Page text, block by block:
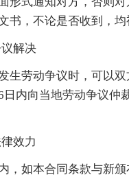
书，不论是否收到，均
解决
生劳动争议时，可以
日内向当地劳动争议仲
效力
，如本合同条款与新颁